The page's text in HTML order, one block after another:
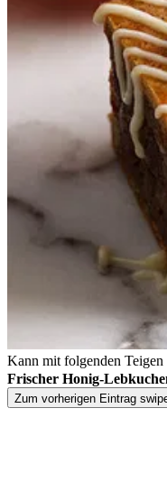
Kann mit folgenden Teigen
Frischer Honig-
Zum vorherigen Eintrag